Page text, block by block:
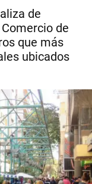
de
de
que más
ubicados